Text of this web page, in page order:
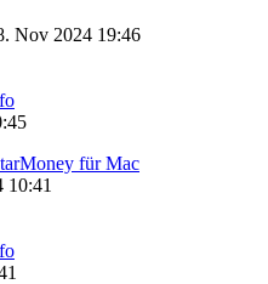
Nov 2024 19:46
für Mac
10:41